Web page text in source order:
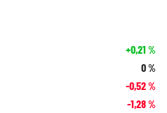
+0,21 %
0%
-0,52%
-1,28%